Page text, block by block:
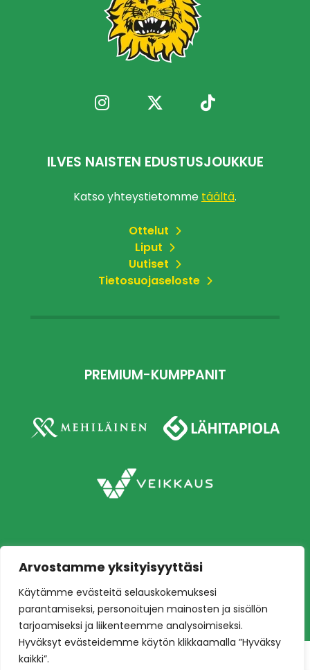
Arvostamme yksityisyyttäsi
Käytämme evästeitä selauskokemuksesi
parantamiseksi, personoitujen mainosten ja sisällön
tarjoamiseksi ja liikenteemme analysoimiseksi.
Hyväksyt evästeidemme käytön klikkaamalla ”Hyväksy
kaikki”.
ILVES NAISTEN EDUSTUSJOUKKUE
Katso yhteystietomme täältä.
Ottelut
Liput
Uutiset
Tietosuojaseloste
PREMIUM-KUMPPANIT
edustusjoukkue
Toteutus:Mainostoimisto Värikäs